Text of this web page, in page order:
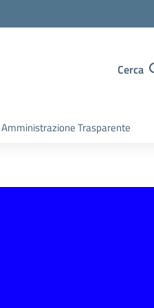
Cerca
Amministrazione Trasparente